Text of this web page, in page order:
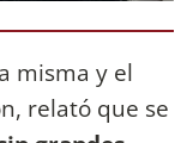
misma y el
relató que se